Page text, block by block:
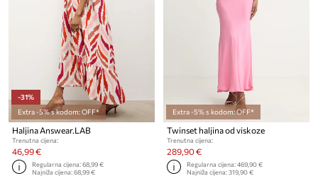
-31%
Extra -5% s kodom: OFF*
Haljina Answear.LAB
Trenutna cijena:
46,99 €
Regularna cijena:68,99 €
Najniža cijena:68,99 €
Extra -5% s kodom: OFF*
Twinset haljina od viskoze
Trenutna cijena:
289,90 €
Regularna cijena:469,90 €
Najniža cijena:319,90 €